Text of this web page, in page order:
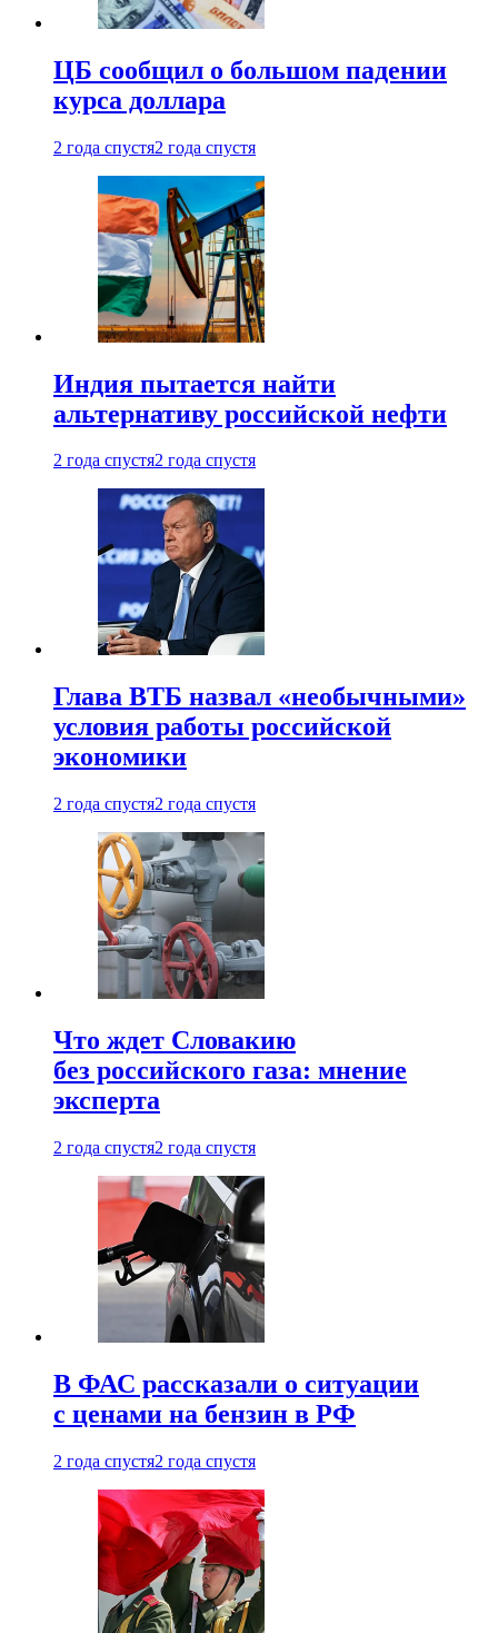
ЦБ сообщил о большом падении
курса доллара
2 года спустя2 года спустя
Индия пытается найти
альтернативу российской нефти
2 года спустя2 года спустя
Глава ВТБ назвал «необычными»
условия работы российской
экономики
2 года спустя2 года спустя
Что ждет Словакию
без российского газа: мнение
эксперта
2 года спустя2 года спустя
В ФАС рассказали о ситуации
с ценами на бензин в РФ
2 года спустя2 года спустя